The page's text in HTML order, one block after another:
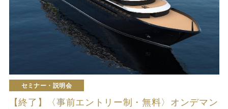
セミナー・説明会
【終了】〈事前エントリー制・無料〉オンデマン